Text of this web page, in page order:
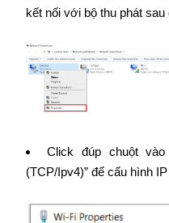
kết nối với bộ thu phát
Click đúp chuột vào
(TCP/Ipv4)” để cấu hình